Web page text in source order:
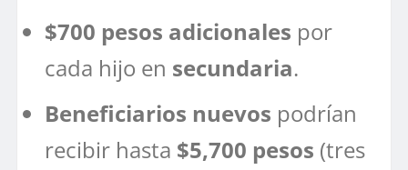
$700 pesos adicionales por
cada hijo en secundaria.
Beneficiarios nuevos podrían
recibir hasta $5,700 pesos (tres